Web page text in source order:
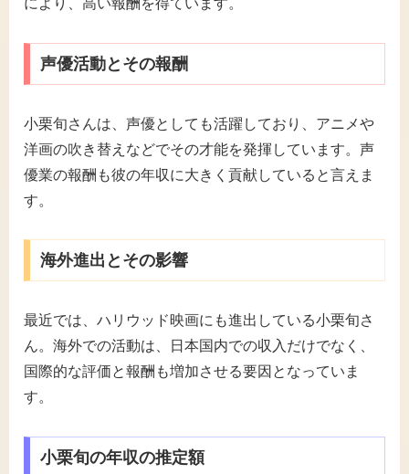
により、高い報酬を得ています。
声優活動とその報酬
小栗旬さんは、声優としても活躍しており、アニメや
洋画の吹き替えなどでその才能を発揮しています。声
優業の報酬も彼の年収に大きく貢献していると言えま
す。
海外進出とその影響
最近では、ハリウッド映画にも進出している小栗旬さ
ん。海外での活動は、日本国内での収入だけでなく、
国際的な評価と報酬も増加させる要因となっていま
す。
小栗旬の年収の推定額